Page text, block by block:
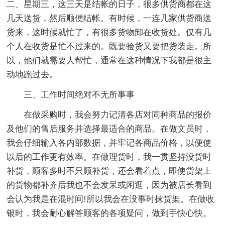
二、星期三，这三天是结帐的日子，很多供货商都在这
几天送货，然后顺便结帐。有时候，一连几家供货商送
货来，这时候就忙了，有很多货物卸在收货处。仅有几
个人在收货是忙不过来的。既要验货又要把货装走。所
以，他们就需要人帮忙，通常在这种情况下我都是很主
动地跑过去。
三、工作时间绝对不无所事事
在做采购时，我会努力记清各店对同种商品的报价
及他们的售后服务并选择最适合的商品。在做文员时，
我会仔细输入各内部数据，并牢记各商品价格，以便使
以后的工作更有效率。在做理货时，我一贯坚持没货时
补货，顾客多时不只顾补货，还会看着点，即使货架上
的货物都补齐后我也不会发呆或闲逛，因为被店长看到
会认为我是在混时间!所以我会在没事时抹货架。在做收
银时，我会耐心解答顾客的各项疑问，做到手快心快。